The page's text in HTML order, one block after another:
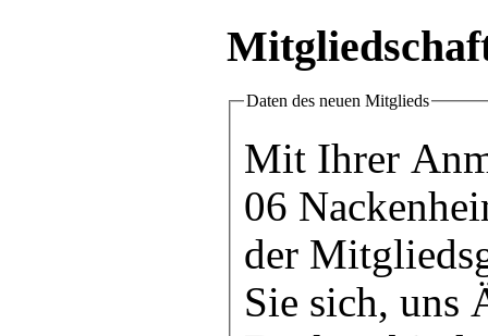
Daten des neuen Mitglieds
Mit Ihrer
06
der
Sie sich, uns